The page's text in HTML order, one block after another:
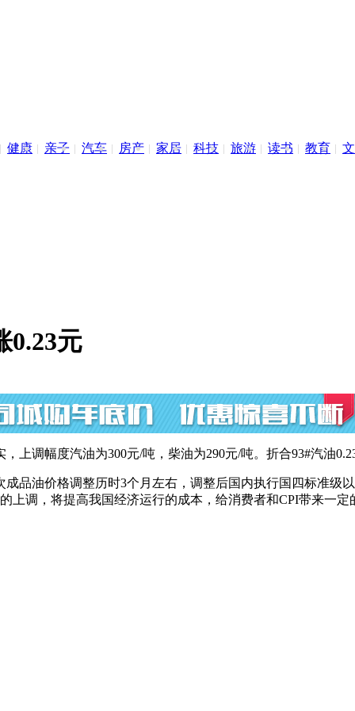
健康 亲子 汽车 房产 家居 科技 旅游 读书 教育
0.23元
上调幅度汽油为300元/吨，柴油为290元/吨。折合93#汽油
品油价格调整历时3个月左右，调整后国内执行国四标准级
上调，将提高我国经济运行的成本，给消费者和CPI带来一